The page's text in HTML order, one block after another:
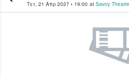
Τετ, 21 Απρ 2027 • 19:00 at Savoy Theatre